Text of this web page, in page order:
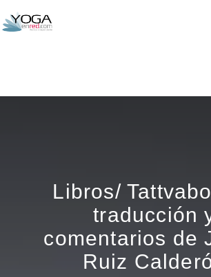
Libros/
traducción
comentarios de
Ruiz